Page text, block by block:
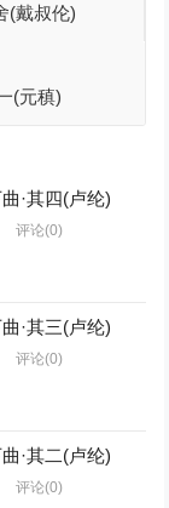
(戴叔伦)
(元稹)
·其四(卢纶)
评论(0)
·其三(卢纶)
评论(0)
·其二(卢纶)
评论(0)